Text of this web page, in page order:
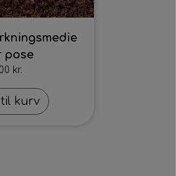
pose
kr.
til kurv